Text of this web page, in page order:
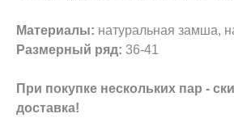
Материалы: натуральная замша,
Размерный ряд: 36-41
При покупке нескольких пар -
доставка!